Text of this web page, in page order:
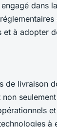
dans
et à adopter
de livraison
et
à